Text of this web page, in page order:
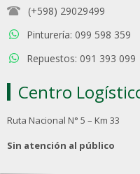
(+598) 29029499
Pinturería: 099 598 359
Repuestos: 091 393 099
Centro
Ruta Nacional N° 5 – Km 33
Sin atención al público